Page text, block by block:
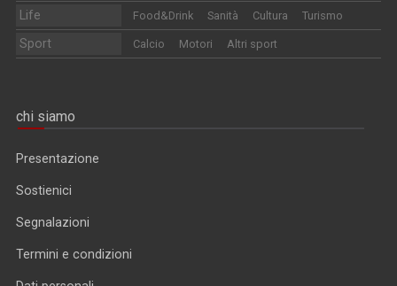
Life Food&Drink Sanità Cultura Turismo
Sport Calcio Motori Altri sport
chi siamo
Presentazione
Sostienici
Segnalazioni
Termini e condizioni